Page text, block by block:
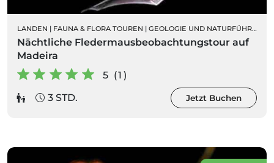
LANDEN | FAUNA & FLORA TOUREN | GEOLOGIE UND NATURFÜHRUNGEN
Nächtliche Fledermausbeobachtungstour auf
Madeira
5 (1)
3 STD.
Jetzt Buchen